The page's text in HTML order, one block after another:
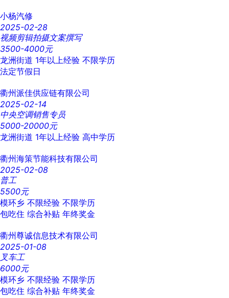
小杨汽修
2025-02-28
视频剪辑拍摄文案撰写
3500-4000元
龙洲街道 1年以上经验 不限学历
法定节假日
衢州派佳供应链有限公司
2025-02-14
中央空调销售专员
5000-20000元
龙洲街道 1年以上经验 高中学历
衢州海策节能科技有限公司
2025-02-08
普工
5500元
模环乡 不限经验 不限学历
包吃住 综合补贴 年终奖金
衢州尊诚信息技术有限公司
2025-01-08
叉车工
6000元
模环乡 不限经验 不限学历
包吃住 综合补贴 年终奖金